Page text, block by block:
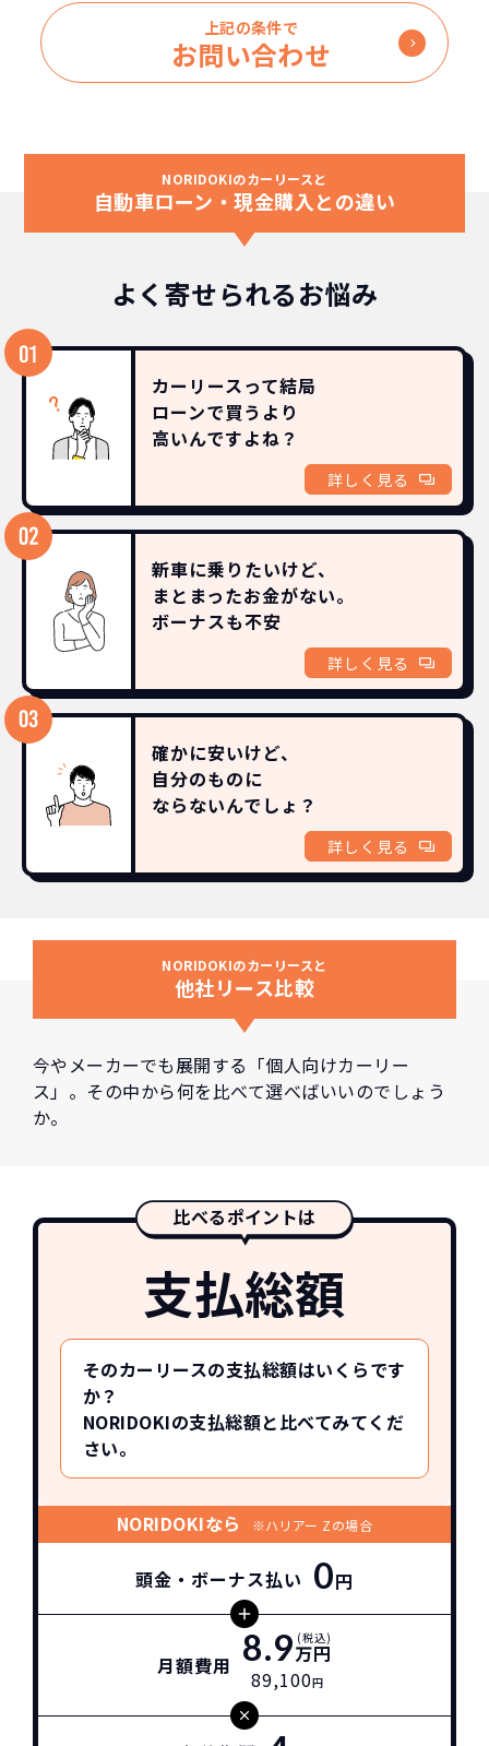
上記の条件で
お問い合わせ
NORIDOKIのカーリースと
自動車ローン・現金購入との違い
よく寄せられるお悩み
カーリースって結局
ローンで買うより
高いんですよね？
詳しく見る
新車に乗りたいけど、
まとまったお金がない。
ボーナスも不安
詳しく見る
確かに安いけど、
自分のものに
ならないんでしょ？
詳しく見る
NORIDOKIのカーリースと
他社リース比較
今やメーカーでも展開する「個人向けカーリー
ス」。その中から何を比べて選べばいいのでしょう
か。
比べるポイントは
支払総額
そのカーリースの支払総額はいくらです
か？
NORIDOKIの支払総額と比べてみてくだ
さい。
NORIDOKIなら ※ハリアー Zの場合
頭金・ボーナス払い 0円
月額費用 8.9万円
(税込)
89,100円